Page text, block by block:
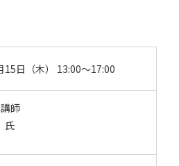
15日（木） 13:00～17:00
師
氏